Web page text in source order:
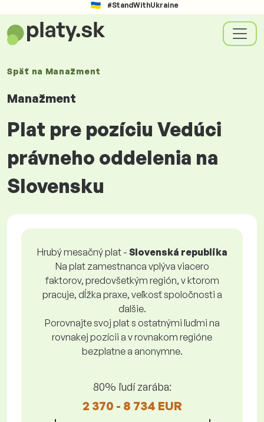
#StandWithUkraine
Späť na Manažment
Manažment
Plat pre pozíciu Vedúci
právneho oddelenia na
Slovensku
Hrubý mesačný plat - Slovenská republika
Na plat zamestnanca vplýva viacero
faktorov, predovšetkým región, v ktorom
pracuje, dĺžka praxe, veľkosť spoločnosti a
ďalšie.
Porovnajte svoj plat s ostatnými ľuďmi na
rovnakej pozícii a v rovnakom regióne
bezplatne a anonymne.
80% ľudí zarába:
2 370 - 8 734 EUR